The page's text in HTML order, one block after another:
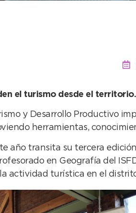
el turismo desde el territorio.
y Desarrollo Productivo
herramientas,
año transita su tercera
en Geografía del
actividad turística en el